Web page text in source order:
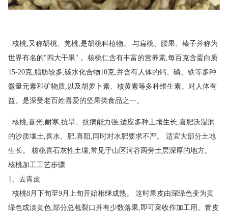
核桃,又称胡桃、羌桃,是胡桃科植物。 与扁桃、腰果、榛子并称为
世界有名的"四大干果" 。核桃仁含有丰富的营养素,每百克含蛋白质
15-20克,脂肪较多,碳水化合物10克,并含有人体的钙、磷、铁等多种
微量元素和矿物质,以及胡萝卜素、核黄素等多种维生素。对人体有
益。是深受老百姓喜爱的坚果类食品之一。
核桃,喜光,耐寒,抗旱、抗病能力强,适应多种土壤生长,喜肥沃湿润
的沙质壤土,喜水、肥,喜阳,同时对水肥要求不严。 适宜大部分土地
生长。 核桃喜石灰性土壤,常见于山区河谷两旁土层深厚的地方。
核桃加工工艺步骤
1、去青皮
核桃8月下旬至9月上旬开始相继成熟。 这时果皮由深绿色变为黄
绿色或淡黄色,部分总苞裂口并有少数落果,即可采收作加工用。青皮